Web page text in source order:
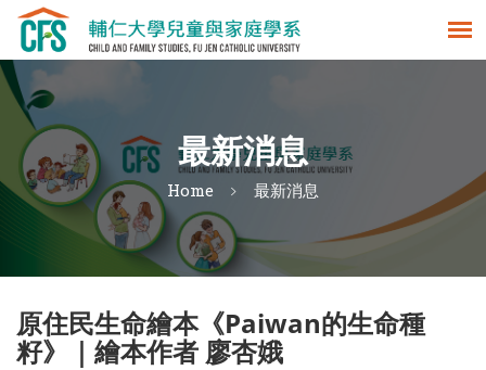
最新消息
Home 最新消息
原住民生命繪本《Paiwan的生命種
籽》｜繪本作者 廖杏娥